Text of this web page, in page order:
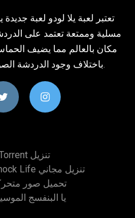
مسلية وممتعة تعتمد على
مكان بالعالم مما يضيف
Quo Vado Torrent تنزيل
Jay Z Vol 2 Hard Knock Life تنزيل مجاني
تحميل صور
يا البنفسج